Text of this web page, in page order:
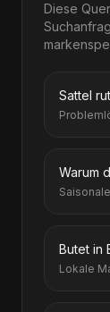
Diese
Sattel
Warum
Butet in
Lokale